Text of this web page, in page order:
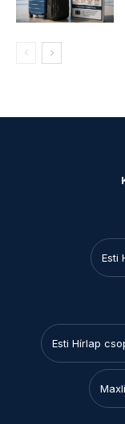
Esti
Esti Hírlap